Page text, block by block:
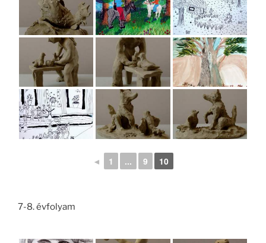
◄ 1 ... 9 10
7-8. évfolyam